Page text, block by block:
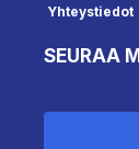
Yhteystiedot
SEURAA